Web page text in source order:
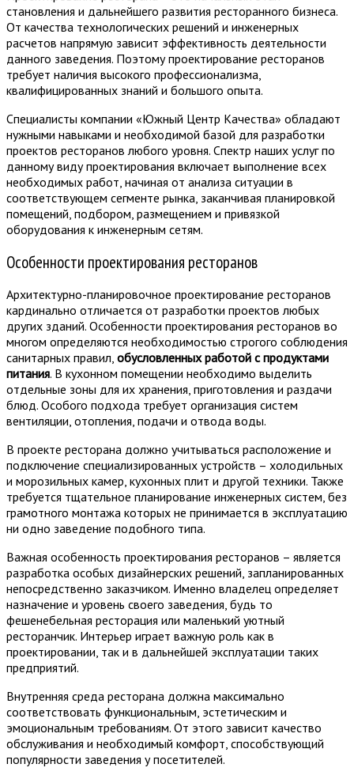
становления и дальнейшего развития ресторанного бизнеса.
От качества технологических решений и инженерных
расчетов напрямую зависит эффективность деятельности
данного заведения. Поэтому проектирование ресторанов
требует наличия высокого профессионализма,
квалифицированных знаний и большого опыта.
Специалисты компании «Южный Центр Качества» обладают
нужными навыками и необходимой базой для разработки
проектов ресторанов любого уровня. Спектр наших услуг по
данному виду проектирования включает выполнение всех
необходимых работ, начиная от анализа ситуации в
соответствующем сегменте рынка, заканчивая планировкой
помещений, подбором, размещением и привязкой
оборудования к инженерным сетям.
Особенности проектирования ресторанов
Архитектурно-планировочное проектирование ресторанов
кардинально отличается от разработки проектов любых
других зданий. Особенности проектирования ресторанов во
многом определяются необходимостью строгого соблюдения
санитарных правил, обусловленных работой с продуктами
питания. В кухонном помещении необходимо выделить
отдельные зоны для их хранения, приготовления и раздачи
блюд. Особого подхода требует организация систем
вентиляции, отопления, подачи и отвода воды.
В проекте ресторана должно учитываться расположение и
подключение специализированных устройств – холодильных
и морозильных камер, кухонных плит и другой техники. Также
требуется тщательное планирование инженерных систем, без
грамотного монтажа которых не принимается в эксплуатацию
ни одно заведение подобного типа.
Важная особенность проектирования ресторанов – является
разработка особых дизайнерских решений, запланированных
непосредственно заказчиком. Именно владелец определяет
назначение и уровень своего заведения, будь то
фешенебельная ресторация или маленький уютный
ресторанчик. Интерьер играет важную роль как в
проектировании, так и в дальнейшей эксплуатации таких
предприятий.
Внутренняя среда ресторана должна максимально
соответствовать функциональным, эстетическим и
эмоциональным требованиям. От этого зависит качество
обслуживания и необходимый комфорт, способствующий
популярности заведения у посетителей.